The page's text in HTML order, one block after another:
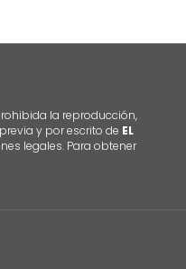
la reproducción,
y por escrito de EL
legales. Para obtener